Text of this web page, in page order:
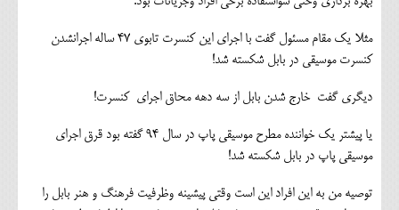
مثلا یک مقام مسئول گفت با اجرای این کنسرت تابوی ۴۷ ساله اجرانشدن
کنسرت موسیقی در بابل شکسته شد!
دیگری گفت خارج شدن بابل از سه دهه محاق اجرای کنسرت!
یا پیشتر یک خواننده مطرح موسیقی پاپ در سال ۹۴ گفته بود قرق اجرای
موسیقی پاپ در بابل شکسته شد!
توصیه من به این افراد این است وقتی پیشینه وظرفیت فرهنگ و هنر بابل را